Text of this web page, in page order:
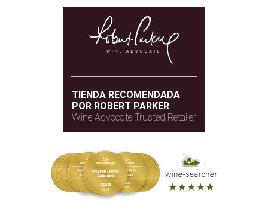
TIENDA RECOMENDADA
POR ROBERT PARKER
Wine Advocate Trusted Retailer